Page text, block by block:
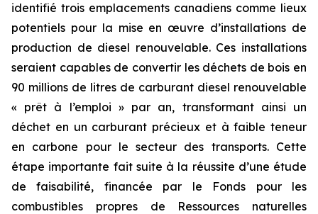
identifié trois emplacements canadiens comme lieux
potentiels pour la mise en œuvre d’installations de
production de diesel renouvelable. Ces installations
seraient capables de convertir les déchets de bois en
90 millions de litres de carburant diesel renouvelable
« prêt à l’emploi » par an, transformant ainsi un
déchet en un carburant précieux et à faible teneur
en carbone pour le secteur des transports. Cette
étape importante fait suite à la réussite d’une étude
de faisabilité, financée par le Fonds pour les
combustibles propres de Ressources naturelles